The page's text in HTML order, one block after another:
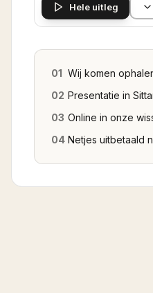
Hele uitleg
01 Wij komen
02 Presentatie in
03 Online in onze
04 Netjes uitbetaald